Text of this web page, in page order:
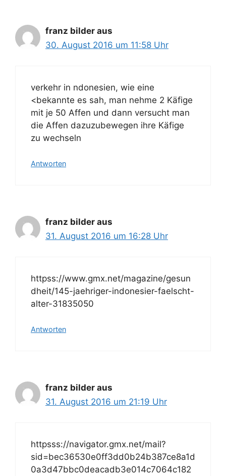
franz bilder aus
30. August 2016 um 11:58 Uhr
verkehr in ndonesien, wie eine
<bekannte es sah, man nehme 2 Käfige
mit je 50 Affen und dann versucht man
die Affen dazuzubewegen ihre Käfige
zu wechseln
Antworten
franz bilder aus
31. August 2016 um 16:28 Uhr
httpss://www.gmx.net/magazine/gesun
dheit/145-jaehriger-indonesier-faelscht-
alter-31835050
Antworten
franz bilder aus
31. August 2016 um 21:19 Uhr
httpsss://navigator.gmx.net/mail?
sid=bec36530e0ff3dd0b24b387ce8a1d
0a3d47bbc0deacadb3e014c7064c182